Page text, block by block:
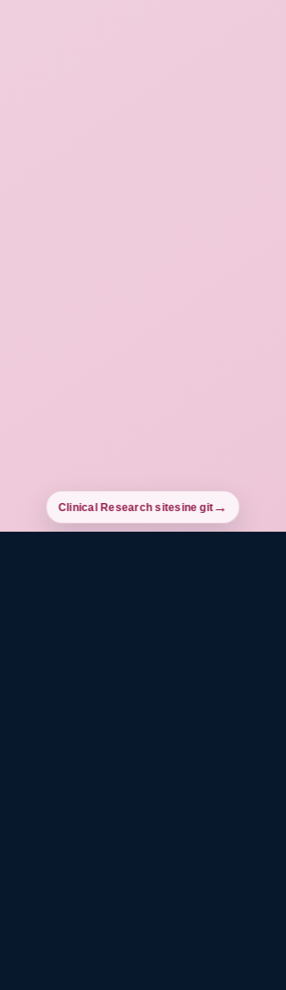
Clinical Research sitesine git